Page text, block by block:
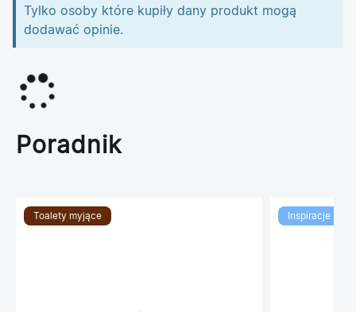
Tylko osoby które kupiły dany produkt mogą
dodawać opinie.
Poradnik
Toalety myjące Inspiracje